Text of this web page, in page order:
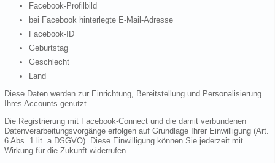
Facebook-Profilbild
bei Facebook hinterlegte E-Mail-Adresse
Facebook-ID
Geburtstag
Geschlecht
Land
Diese Daten werden zur Einrichtung, Bereitstellung und Personalisierung
Ihres Accounts genutzt.
Die Registrierung mit Facebook-Connect und die damit verbundenen
Datenverarbeitungsvorgänge erfolgen auf Grundlage Ihrer Einwilligung (Art.
6 Abs. 1 lit. a DSGVO). Diese Einwilligung können Sie jederzeit mit
Wirkung für die Zukunft widerrufen.